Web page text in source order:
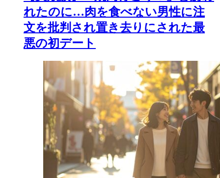
れたのに…肉を食べない男性に注
文を批判され置き去りにされた最
悪の初デート